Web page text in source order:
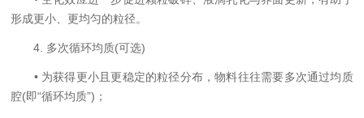
形成更小、更均匀的粒径。
4. 多次循环均质(可选)
• 为获得更小且更稳定的粒径分布，物料往往需要多次通过均质
腔(即“循环均质”)；